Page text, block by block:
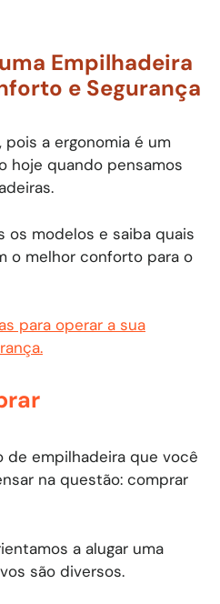
Empilhadeira
e Segurança
a ergonomia é um
hoje quando pensamos
os modelos e saiba quais
o melhor conforto para o
para operar a sua
de empilhadeira que você
na questão: comprar
a alugar uma
são diversos.